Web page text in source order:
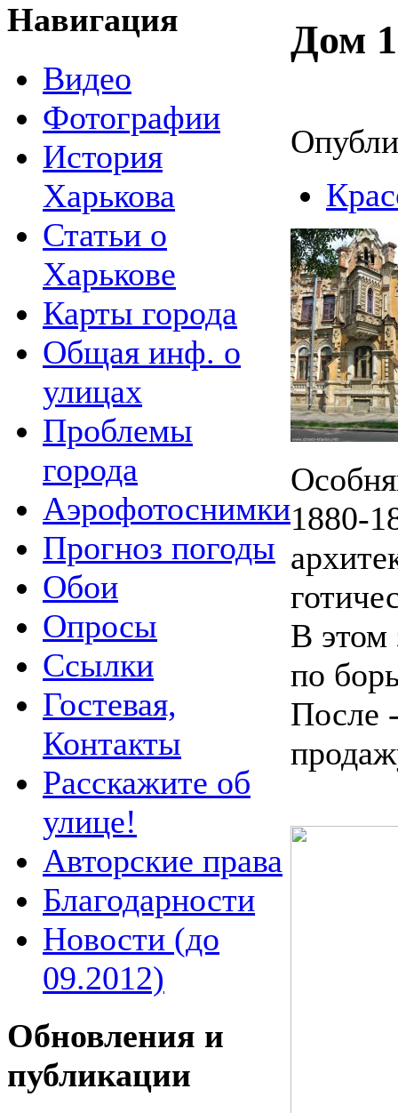
Навигация
Видео
Фотографии
История
Харькова
Статьи о
Харькове
Карты города
Общая инф. о
улицах
Проблемы
города
Аэрофотоснимки
Прогноз погоды
Обои
Опросы
Ссылки
Гостевая,
Контакты
Расскажите об
улице!
Авторские права
Благодарности
Новости (до
09.2012)
Обновления и
публикации
Дом
1880-
В этом
по
После